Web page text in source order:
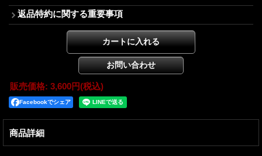
返品特約に関する重要事項
販売価格: 3,600円(税込)
Facebookでシェア
商品詳細